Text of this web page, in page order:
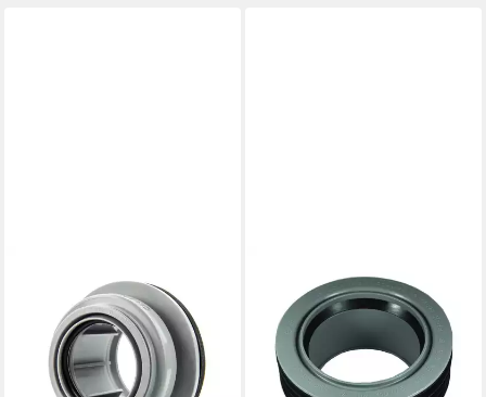
HT-Rohr Marley HT-
Innenreduktion DN 110/75
12,84 €
lieferbar - in 3-4 Werktagen bei dir